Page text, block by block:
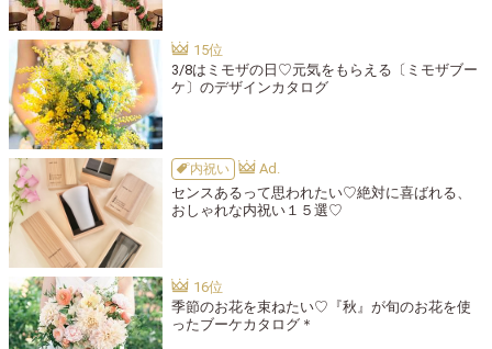
3/8はミモザの日♡元気をもらえる〔ミモザブー
ケ〕のデザインカタログ
内祝い
センスあるって思われたい♡絶対に喜ばれる、
おしゃれな内祝い１５選♡
季節のお花を束ねたい♡『秋』が旬のお花を使
ったブーケカタログ＊